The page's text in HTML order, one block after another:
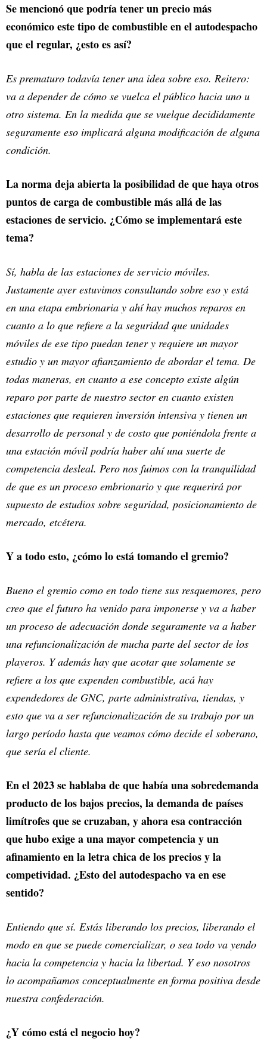
Se mencionó que podría tener un precio más
económico este tipo de combustible en el autodespacho
que el regular, ¿esto es así?
Es prematuro todavía tener una idea sobre eso. Reitero:
va a depender de cómo se vuelca el público hacia uno u
otro sistema. En la medida que se vuelque decididamente
seguramente eso implicará alguna modificación de alguna
condición.
La norma deja abierta la posibilidad de que haya otros
puntos de carga de combustible más allá de las
estaciones de servicio. ¿Cómo se implementará este
tema?
Sí, habla de las estaciones de servicio móviles.
Justamente ayer estuvimos consultando sobre eso y está
en una etapa embrionaria y ahí hay muchos reparos en
cuanto a lo que refiere a la seguridad que unidades
móviles de ese tipo puedan tener y requiere un mayor
estudio y un mayor afianzamiento de abordar el tema. De
todas maneras, en cuanto a ese concepto existe algún
reparo por parte de nuestro sector en cuanto existen
estaciones que requieren inversión intensiva y tienen un
desarrollo de personal y de costo que poniéndola frente a
una estación móvil podría haber ahí una suerte de
competencia desleal. Pero nos fuimos con la tranquilidad
de que es un proceso embrionario y que requerirá por
supuesto de estudios sobre seguridad, posicionamiento de
mercado, etcétera.
Y a todo esto, ¿cómo lo está tomando el gremio?
Bueno el gremio como en todo tiene sus resquemores, pero
creo que el futuro ha venido para imponerse y va a haber
un proceso de adecuación donde seguramente va a haber
una refuncionalización de mucha parte del sector de los
playeros. Y además hay que acotar que solamente se
refiere a los que expenden combustible, acá hay
expendedores de GNC, parte administrativa, tiendas, y
esto que va a ser refuncionalización de su trabajo por un
largo período hasta que veamos cómo decide el soberano,
que sería el cliente.
En el 2023 se hablaba de que había una sobredemanda
producto de los bajos precios, la demanda de países
limítrofes que se cruzaban, y ahora esa contracción
que hubo exige a una mayor competencia y un
afinamiento en la letra chica de los precios y la
competividad. ¿Esto del autodespacho va en ese
sentido?
Entiendo que sí. Estás liberando los precios, liberando el
modo en que se puede comercializar, o sea todo va yendo
hacia la competencia y hacia la libertad. Y eso nosotros
lo acompañamos conceptualmente en forma positiva desde
nuestra confederación.
¿Y cómo está el negocio hoy?